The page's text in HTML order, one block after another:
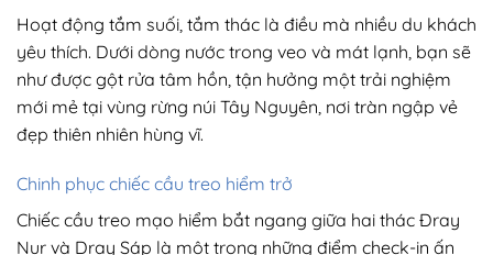
Hoạt động tắm suối, tắm thác là điều mà nhiều du khách
yêu thích. Dưới dòng nước trong veo và mát lạnh, bạn sẽ
như được gột rửa tâm hồn, tận hưởng một trải nghiệm
mới mẻ tại vùng rừng núi Tây Nguyên, nơi tràn ngập vẻ
đẹp thiên nhiên hùng vĩ.
Chinh phục chiếc cầu treo hiểm trở
Chiếc cầu treo mạo hiểm bắt ngang giữa hai thác Đray
Nur và Dray Sáp là một trong những điểm check-in ấn